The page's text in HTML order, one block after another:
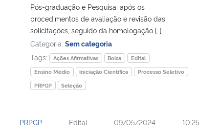
Pós-graduação e Pesquisa, após os
procedimentos de avaliação e revisão das
solicitações, seguido da homologação […]
Categoria: Sem categoria
Tags:
Ações Afirmativas Bolsa
Edital
Ensino Médio
Iniciação Científica
Processo Seletivo
PRPGP
Seleção
PRPGP Edital 09/05/2024 10:25